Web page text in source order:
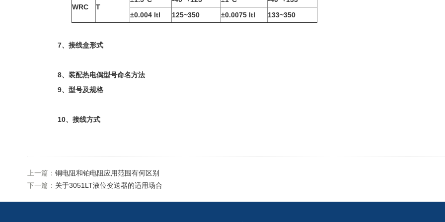
WRC T
±0.004 ltl
125~350 ±0.0075 ltl 133~350
7、接线盒形式
8、装配热电偶型号命名方法
9、型号及规格
10、接线方式
上一篇： 铜电阻和铂电阻应用范围有何区别
下一篇： 关于3051LT液位变送器的适用场合